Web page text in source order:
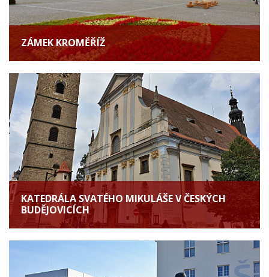
ZÁMEK KROMĚŘÍŽ
KATEDRÁLA SVATÉHO MIKULÁŠE V ČESKÝCH
BUDĚJOVICÍCH